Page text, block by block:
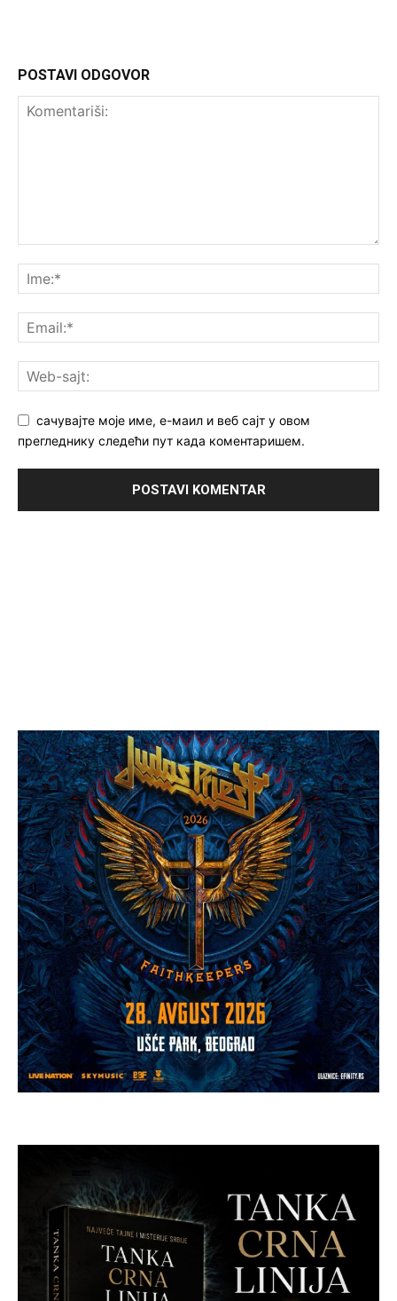
POSTAVI ODGOVOR
сачувајте моје име, е-маил и веб сајт у овом
прегледнику следећи пут када коментаришем.